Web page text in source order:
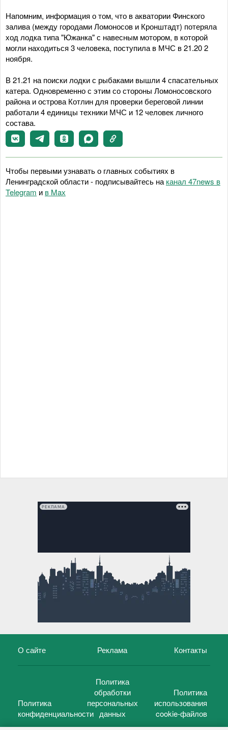
Напомним, информация о том, что в акватории Финского
залива (между городами Ломоносов и Кронштадт) потеряла
ход лодка типа "Южанка" с навесным мотором, в которой
могли находиться 3 человека, поступила в МЧС в 21.20 2
ноября.
В 21.21 на поиски лодки с рыбаками вышли 4 спасательных
катера. Одновременно с этим со стороны Ломоносовского
района и острова Котлин для проверки береговой линии
работали 4 единицы техники МЧС и 12 человек личного
состава.
Чтобы первыми узнавать о главных событиях в
Ленинградской области - подписывайтесь на канал 47news в
Telegram и в Maх
РЕКЛАМА
О сайте Реклама Контакты
Политика
конфиденциальности
Политика
обработки
персональных
данных
Политика
использования
cookie-файлов